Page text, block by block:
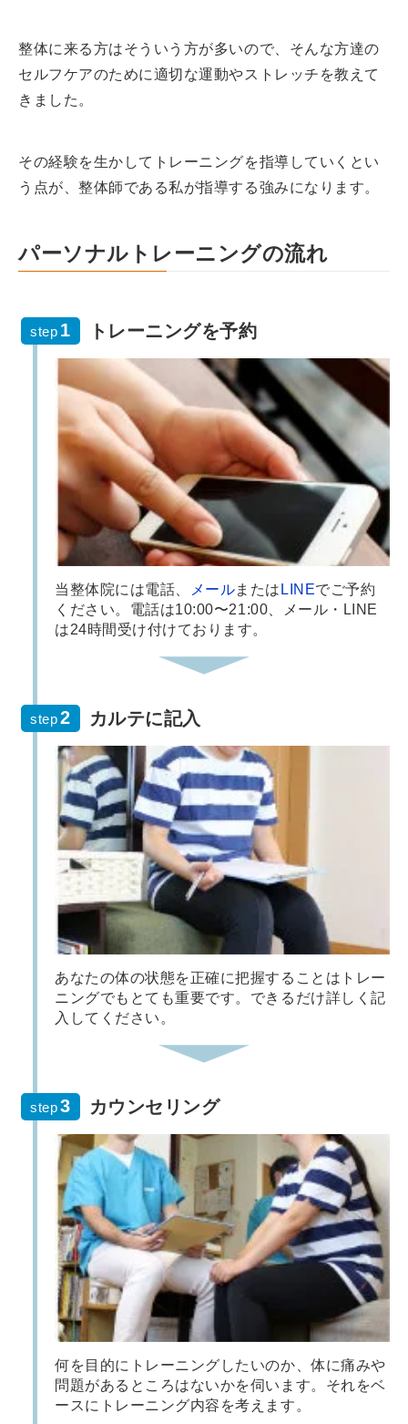
整体に来る方はそういう方が多いので、そんな方達の
セルフケアのために適切な運動やストレッチを教えて
きました。
その経験を生かしてトレーニングを指導していくとい
う点が、整体師である私が指導する強みになります。
パーソナルトレーニングの流れ
step トレーニングを予約
当整体院には電話、 メールまたは LINEでご予約
ください。電話は10:00〜21:00、メール・LINE
は24時間受け付けております。
step カルテに記入
あなたの体の状態を正確に把握することはトレー
ニングでもとても重要です。できるだけ詳しく記
入してください。
step カウンセリング
何を目的にトレーニングしたいのか、体に痛みや
問題があるところはないかを伺います。それをベ
ースにトレーニング内容を考えます。